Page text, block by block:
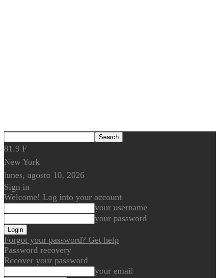
81.9 F
New York
lunes, agosto 10, 2026
Sign in
Welcome! Log into your account
your username
your password
Forgot your password? Get help
Password recovery
Recover your password
your email